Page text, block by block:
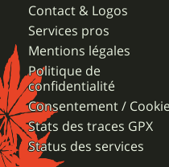
Contact & Logos
Services pros
Mentions légales
Politique de
confidentialité
Consentement /
Stats des traces GPX
Status des services